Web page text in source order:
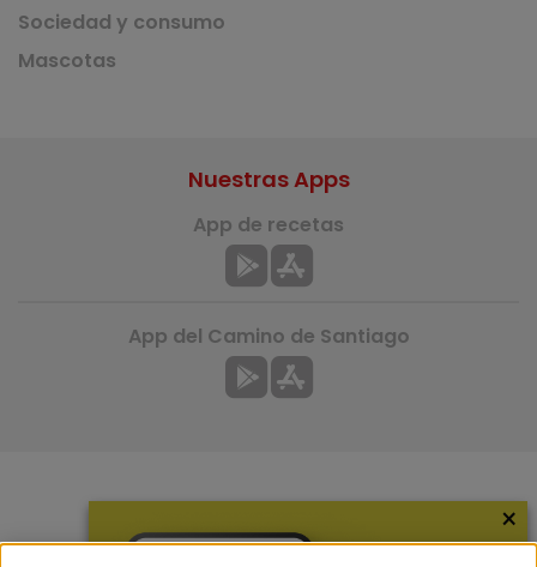
Sociedad y consumo
Mascotas
Nuestras Apps
App de recetas
App del Camino de Santiago
×